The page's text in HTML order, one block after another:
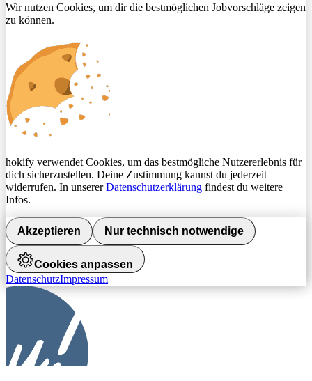
Wir nutzen Cookies, um dir die bestmöglichen Jobvorschläge zeigen
zu können.
hokify verwendet Cookies, um das bestmögliche Nutzererlebnis für
dich sicherzustellen. Deine Zustimmung kannst du jederzeit
widerrufen. In unsererDatenschutzerklärung findest du weitere
Infos.
Akzeptieren Nur technisch notwendige
Cookies anpassen
DatenschutzImpressum